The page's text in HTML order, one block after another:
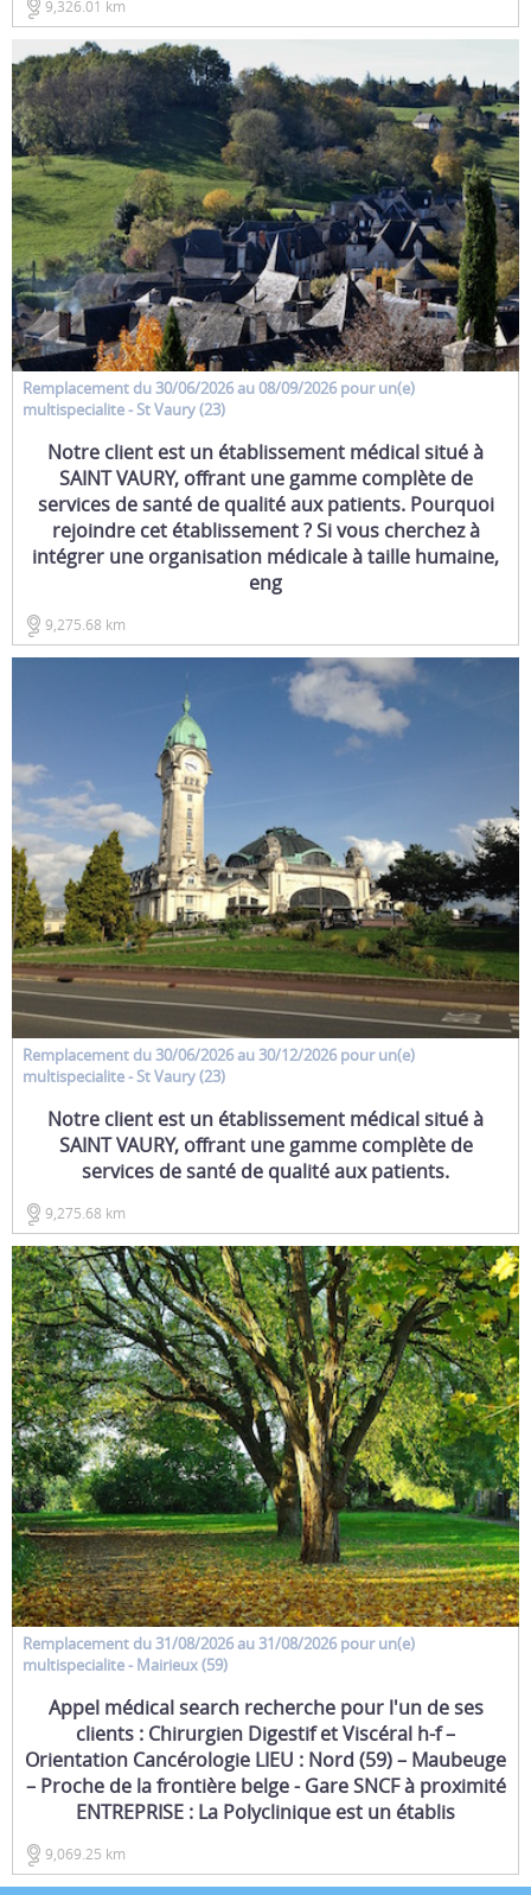
9,326.01 km
Remplacement du 30/06/2026 au 08/09/2026 pour un(e)
multispecialite- St Vaury (23)
Notre client est un établissement médical situé à
SAINT VAURY, offrant une gamme complète de
services de santé de qualité aux patients. Pourquoi
rejoindre cet établissement ? Si vous cherchez à
intégrer une organisation médicale à taille humaine,
eng
9,275.68 km
Remplacement du 30/06/2026 au 30/12/2026 pour un(e)
multispecialite- St Vaury (23)
Notre client est un établissement médical situé à
SAINT VAURY, offrant une gamme complète de
services de santé de qualité aux patients.
9,275.68 km
Remplacement du 31/08/2026 au 31/08/2026 pour un(e)
multispecialite- Mairieux (59)
Appel médical search recherche pour l'un de ses
clients : Chirurgien Digestif et Viscéral h-f –
Orientation Cancérologie LIEU : Nord (59) – Maubeuge
– Proche de la frontière belge - Gare SNCF à proximité
ENTREPRISE : La Polyclinique est un établis
9,069.25 km